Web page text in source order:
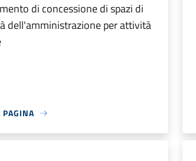
di concessione di spazi di
dell'amministrazione per attività
PAGINA